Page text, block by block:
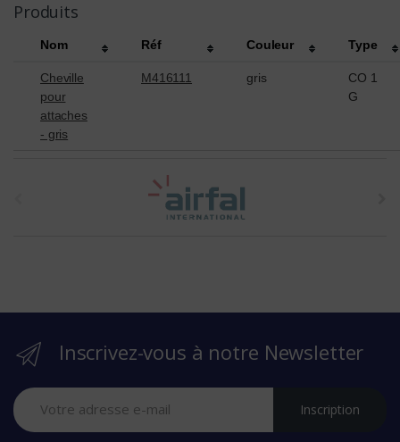
Produits
Nom Réf Couleur Type
Cheville
pour
attaches
- gris
M416111 gris
CO 1
G
r
Inscrivez-vous à notre Newsletter
Inscription